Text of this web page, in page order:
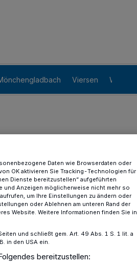
Viersen Willich
Daten wie Browserdaten oder
OK aktivieren Sie Tracking-Technologien für
Dienste bereitzustellen“ aufgeführten
und Anzeigen möglicherweise nicht mehr so
um Ihre Einstellungen zu ändern oder
oder Ablehnen am unteren Rand der
Website. Weitere Informationen finden Sie in
und schließt gem. Art. 49 Abs. 1 S. 1 lit. a
in den USA ein.
bereitzustellen: